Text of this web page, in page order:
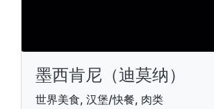
墨西肯尼（迪莫纳）
世界美食, 汉堡/快餐, 肉类